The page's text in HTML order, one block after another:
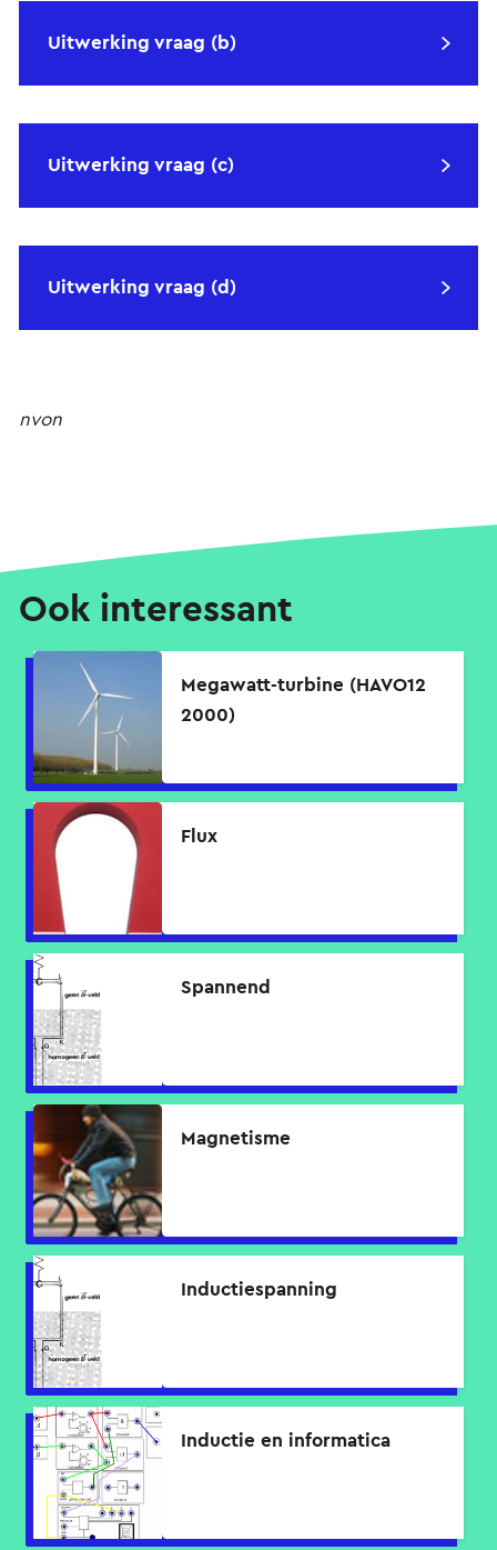
Uitwerking vraag (b)
Uitwerking vraag (c)
Uitwerking vraag (d)
nvon
Ook interessant
Megawatt-turbine (HAVO12
2000)
Flux
Spannend
Magnetisme
Inductiespanning
Inductie en informatica